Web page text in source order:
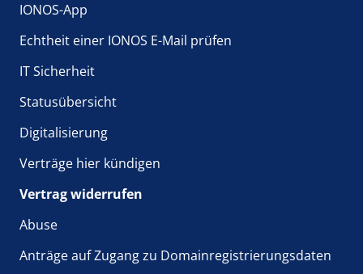
IONOS-App
Echtheit einer IONOS E-Mail prüfen
IT Sicherheit
Statusübersicht
Digitalisierung
Verträge hier kündigen
Vertrag widerrufen
Abuse
Anträge auf Zugang zu Domainregistrierungsdaten